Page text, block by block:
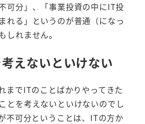
可分」、「事業投資の中にIT投
れる」というのが普通（になっ
しれません。
えないといけない
までITのことばかりやってきた
とを考えないといけないのでし
不可分ということは、ITの方か